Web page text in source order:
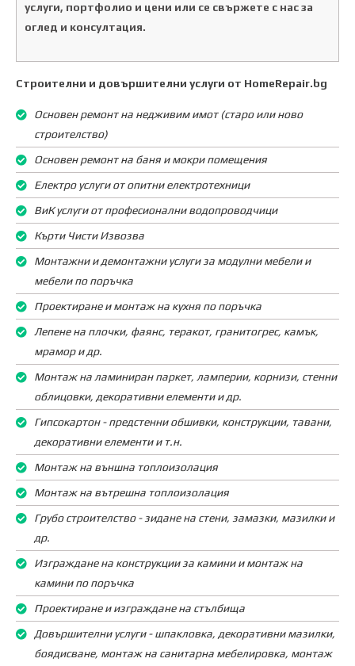
услуги, портфолио и цени или се свържете с нас за
оглед и консултация.
Строителни и довършителни услуги от HomeRepair.bg
Основен ремонт на недживим имот (старо или ново
строителство)
Основен ремонт на баня и мокри помещения
Електро услуги от опитни електротехници
ВиК услуги от професионални водопроводчици
Кърти Чисти Извозва
Монтажни и демонтажни услуги за модулни мебели и
мебели по поръчка
Проектиране и монтаж на кухня по поръчка
Лепене на плочки, фаянс, теракот, гранитогрес, камък,
мрамор и др.
Монтаж на ламиниран паркет, ламперии, корнизи, стенни
облицовки, декоративни елементи и др.
Гипсокартон - предстенни обшивки, конструкции, тавани,
декоративни елементи и т.н.
Монтаж на външна топлоизолация
Монтаж на вътрешна топлоизолация
Грубо строителство - зидане на стени, замазки, мазилки и
др.
Изграждане на конструкции за камини и монтаж на
камини по поръчка
Проектиране и изграждане на стълбища
Довършителни услуги - шпакловка, декоративни мазилки,
боядисване, монтаж на санитарна мебелировка, монтаж